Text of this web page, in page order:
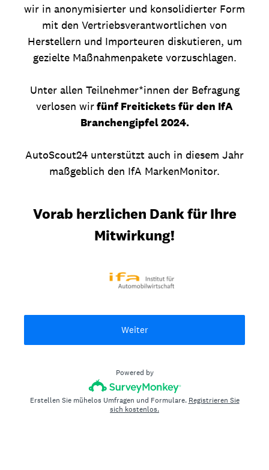
wir in anonymisierter und konsolidierter Form
mit den Vertriebsverantwortlichen von
Herstellern und Importeuren diskutieren, um
gezielte Maßnahmenpakete vorzuschlagen.
Unter allen Teilnehmer*innen der Befragung
verlosen wirfünf Freitickets für den IfA
Branchengipfel 2024.
AutoScout24 unterstützt auch in diesem Jahr
maßgeblich den IfA MarkenMonitor.
Vorab herzlichen Dank für Ihre
Mitwirkung!
Weiter
Powered by
Erstellen Sie mühelos Umfragen und Formulare. Registrieren Sie
sich kostenlos.